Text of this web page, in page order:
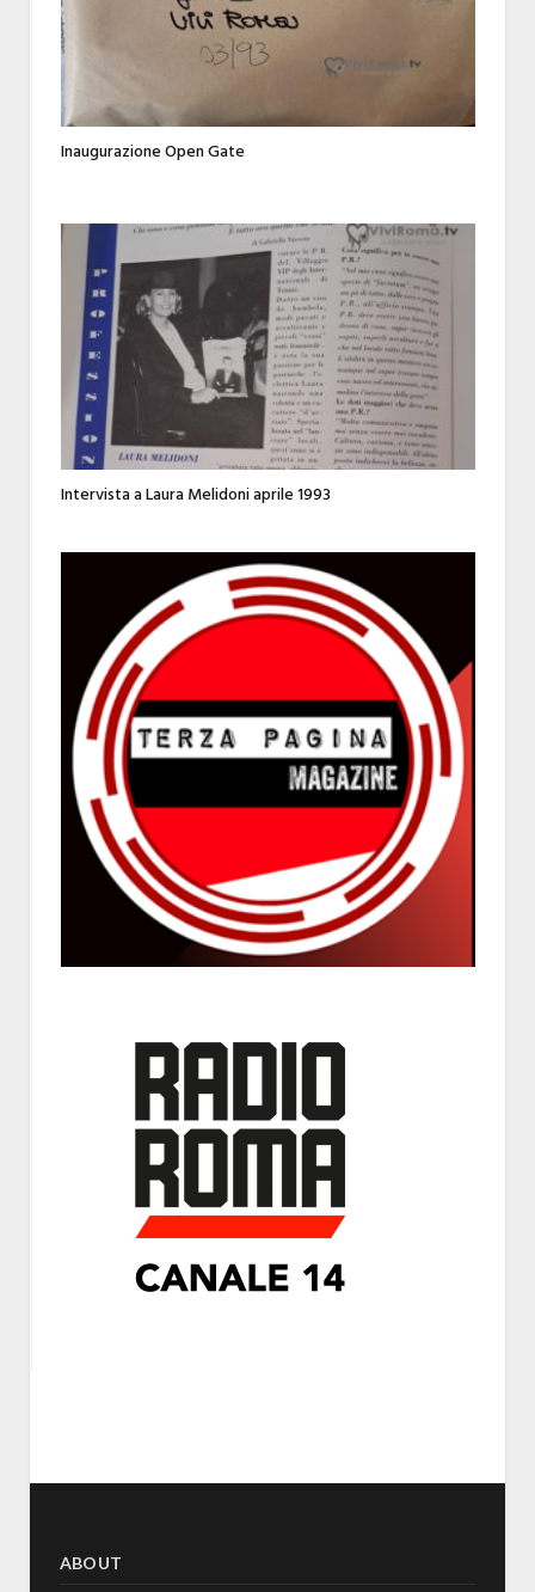
Inaugurazione Open Gate
Intervista a Laura Melidoni aprile 1993
ABOUT